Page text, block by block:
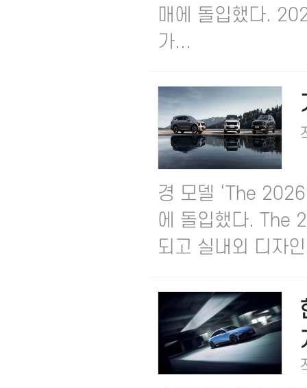
매에 돌입했다.​
가...
경 모델 ‘The
에 돌입했다.​ The
되고 실내외 디자